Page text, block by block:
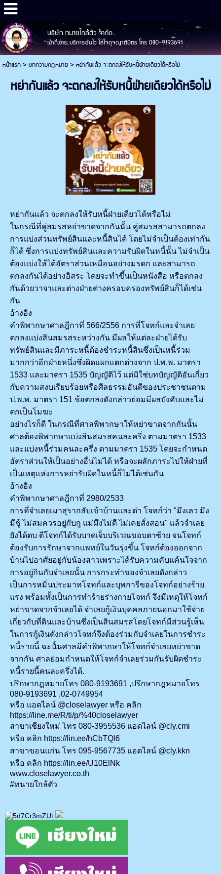
บริษัท ทนายใกล้ตัว จำกัด
เข้าถึงง่าย บริการฉับไว ใส่ใจดุจญาติมิตร โทร 080-9193691
หน้าแรก>บทความกฎหมาย>หย่ากันแล้ว จะตกลงให้รับหนี้ฝ่ายเดียวได้หรือไม่
หย่ากันแล้ว จะตกลงให้รับหนี้ฝ่ายเดียวได้หรือไม่
หย่ากันแล้ว จะตกลงให้รับหนี้ฝ่ายเดียวได้หรือไม่
ในกรณีที่คู่สมรสหย่าขาดจากกันนั้น คู่สมรสสามารถตกลง
การแบ่งส่วนทรัพย์สินและหนี้สินได้ โดยไม่จำเป็นต้องเท่ากัน
ก็ได้ ซึ่งการแบ่งทรัพย์สินและความรับผิดในหนี้นั้น ไม่จำเป็น
ต้องแบ่งให้ได้อัตราส่วนเหมือนอย่างมรดก และสามารถ
ตกลงกันได้อย่างอิสระ โดยจะทำขึ้นเป็นหนังสือ หรือตกลง
กันด้วยวาจาและต่างฝ่ายต่างครอบครองทรัพย์สินก็ได้เช่น
กัน
อ้างอิง
คำพิพากษาศาลฎีกาที่ 566/2556 การที่โจทก์และจำเลย
ตกลงแบ่งสินสมรสระหว่างกัน มีผลให้แต่ละฝ่ายได้รับ
ทรัพย์สินและมีภาระหนี้ต้องชำระหนี้สินซึ่งเป็นหนี้ร่วม
มากกว่าอีกฝ่ายหนึ่งซึ่งผิดแผกแตกต่างจาก ป.พ.พ. มาตรา
1533 และมาตรา 1535 บัญญัติไว้ แต่มิใช่บทบัญญัติอันเกี่ยว
กับความสงบเรียบร้อยหรือศีลธรรมอันดีของประชาชนตาม
ป.พ.พ. มาตรา 151 ข้อตกลงดังกล่าวย่อมมีผลบังคับและไม่
ตกเป็นโมฆะ
อย่างไรก็ดี ในกรณีที่ศาลพิพากษาให้หย่าขาดจากกันนั้น
ศาลต้องพิพากษาแบ่งสินสมรสคนละครึ่ง ตามมาตรา 1533
และแบ่งหนี้ร่วมคนละครึ่ง ตามมาตรา 1535 โดยจะกำหนด
อัตราส่วนให้เป็นอย่างอื่นไม่ได้ หรือจะผลักภาระไปให้ฝ่ายที่
เป็นเหตุแห่งการหย่ารับผิดในหนี้ก็ไม่ได้เช่นกัน
อ้างอิง
คำพิพากษาศาลฎีกาที่ 2980/2533
การที่จำเลยเมาสุรากลับเข้าบ้านและด่า โจทก์ว่า "มึงเลว มึง
มีชู้ ไม่สมควรอยู่กับกู แม่มึงไม่ดี ไม่เคยสั่งสอน" แล้วจำเลย
ยังได้ตบ ตีโจทก์ได้รับบาดเจ็บบริเวณขอบตาซ้าย จนโจทก์
ต้องรับการรักษาจากแพทย์ในวันรุ่งขึ้น โจทก์ต้องออกจาก
บ้านไปอาศัยอยู่กับน้องสาวเพราะได้รับความคับแค้นใจจาก
การอยู่กินกับจำเลยนั้น การกระทำของจำเลยดังกล่าว
เป็นการหมิ่นประมาทโจทก์และบุพการีของโจทก์อย่างร้าย
แรง พร้อมทั้งเป็นการทำร้ายร่างกายโจทก์ จึงมีเหตุให้โจทก์
หย่าขาดจากจำเลยได้ จำเลยกู้เงินบุคคลภายนอกมาใช้จ่าย
เกี่ยวกับที่ดินและบ้านซึ่งเป็นสินสมรสโดยโจทก์มีส่วนรู้เห็น
ในการกู้เงินดังกล่าวโจทก์จึงต้องร่วมกับจำเลยในการชำระ
หนี้รายนี้ ฉะนั้นศาลมีคำพิพากษาให้โจทก์จำเลยหย่าขาด
จากกัน ศาลย่อมกำหนดให้โจทก์จำเลยร่วมกันรับผิดชำระ
หนี้รายนี้คนละครึ่งได้.
ปรึกษากฎหมายโทร 080-9193691 ,ปรึกษากฎหมายโทร
080-9193691 ,02-0749954
หรือ แอดไลน์ @closelawyer หรือ คลิก
https://line.me/R/ti/p/%40closelawyer
สาขาเชียงใหม่ โทร 080-3955536 แอดไลน์ @cly.cmi
หรือ คลิก https://lin.ee/hCbTQl6
สาขาขอนแก่น โทร 095-9567735 แอดไลน์ @cly.kkn
หรือ คลิก https://lin.ee/U10ElNk
www.closelawyer.co.th
#ทนายใกล้ตัว